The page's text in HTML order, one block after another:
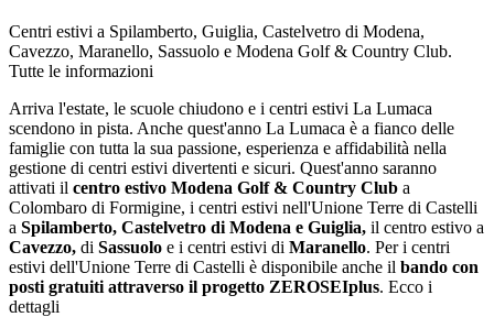
Centri estivi a Spilamberto, Guiglia, Castelvetro di Modena,
Cavezzo, Maranello, Sassuolo e Modena Golf & Country Club.
Tutte le informazioni
Arriva l'estate, le scuole chiudono e i centri estivi La Lumaca
scendono in pista. Anche quest'anno La Lumaca è a fianco delle
famiglie con tutta la sua passione, esperienza e affidabilità nella
gestione di centri estivi divertenti e sicuri. Quest'anno saranno
attivati il centro estivo Modena Golf & Country Club a
Colombaro di Formigine, i centri estivi nell'Unione Terre di Castelli
a Spilamberto, Castelvetro di Modena e Guiglia, il centro estivo a
Cavezzo, di Sassuolo e i centri estivi di Maranello. Per i centri
estivi dell'Unione Terre di Castelli è disponibile anche il bando con
posti gratuiti attraverso il progetto ZEROSEIplus. Ecco i
dettagli